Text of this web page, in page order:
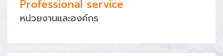
Professional service
หน่วยงานและองค์กร